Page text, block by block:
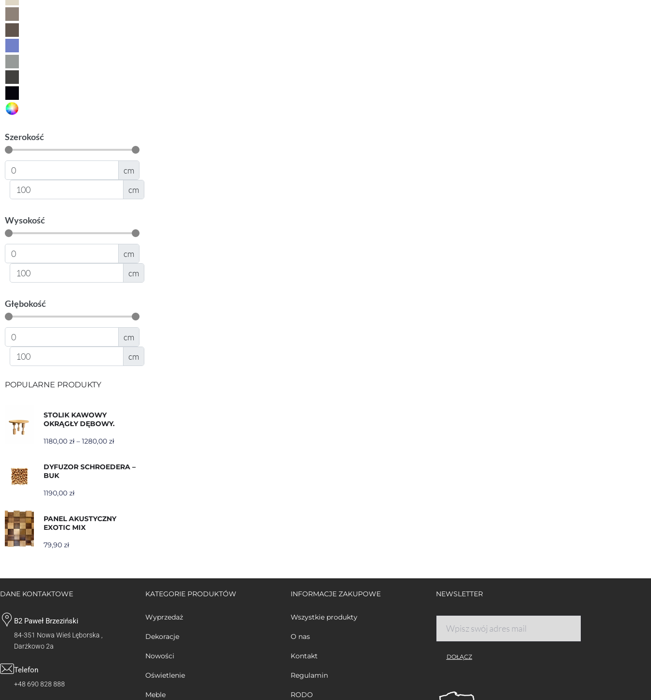
Szerokość
cm
cm
Wysokość
cm
cm
Głębokość
cm
cm
POPULARNE PRODUKTY
STOLIK KAWOWY
OKRĄGŁY DĘBOWY.
1180,00 zł – 1280,00 zł
DYFUZOR SCHROEDERA –
BUK
1190,00 zł
PANEL AKUSTYCZNY
EXOTIC MIX
79,90 zł
DANE KONTAKTOWE
B2 Paweł Brzeziński
84-351 Nowa Wieś Lęborska ,
Darżkowo 2a
Telefon
+48 690 828 888
KATEGORIE PRODUKTÓW
Wyprzedaż
Dekoracje
Nowości
Oświetlenie
Meble
INFORMACJE ZAKUPOWE
Wszystkie produkty
O nas
Kontakt
Regulamin
RODO
NEWSLETTER
DOŁĄCZ